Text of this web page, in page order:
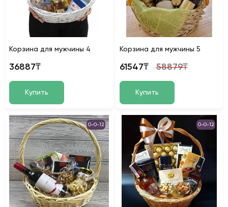
Корзина для мужчины 4
36887₸
Купить
Корзина для мужчины 5
61547₸ 58879₸
Купить
0-0-12 0-0-12